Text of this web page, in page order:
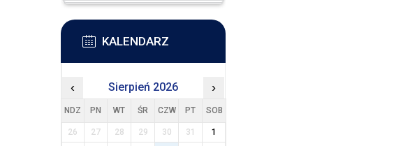
KALENDARZ
‹ Sierpień 2026 ›
NDZ PN WT ŚR CZW PT SOB
26 27 28 29 30 31
1